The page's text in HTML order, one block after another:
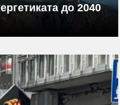
до 2040